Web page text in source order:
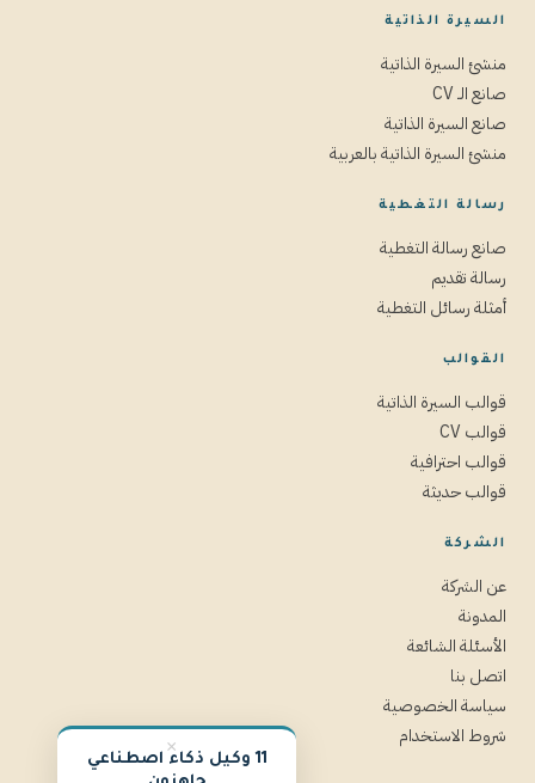
السيرة الذاتية
منشئ السيرة الذاتية
صانع الـ CV
صانع السيرة الذاتية
منشئ السيرة الذاتية بالعربية
رسالة التغطية
صانع رسالة التغطية
رسالة تقديم
أمثلة رسائل التغطية
القوالب
قوالب السيرة الذاتية
قوالب CV
قوالب احترافية
قوالب حديثة
الشركة
عن الشركة
المدونة
الأسئلة الشائعة
اتصل بنا
سياسة الخصوصية
شروط الاستخدام
×
11 وكيل ذكاء اصطناعي